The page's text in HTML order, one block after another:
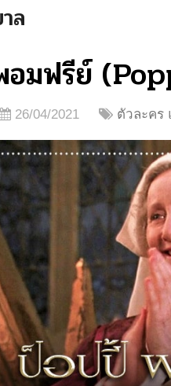
ล
มฟรีย์
26/04/2021 ตัวละคร